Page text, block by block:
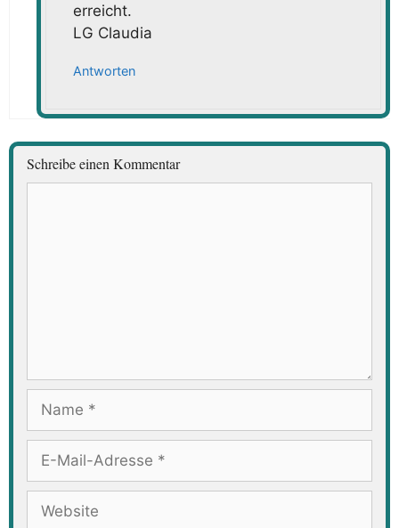
erreicht.
LG Claudia
Antworten
Schreibe einen Kommentar
Name
Adresse
Website